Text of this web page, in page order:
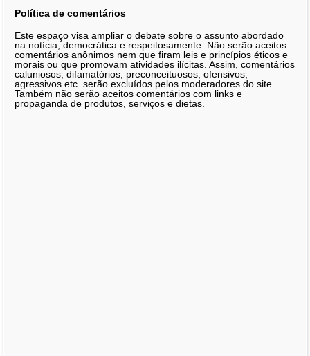
Política de comentários
Este espaço visa ampliar o debate sobre o assunto abordado
na notícia, democrática e respeitosamente. Não serão aceitos
comentários anônimos nem que firam leis e princípios éticos e
morais ou que promovam atividades ilícitas. Assim, comentários
caluniosos, difamatórios, preconceituosos, ofensivos,
agressivos etc. serão excluídos pelos moderadores do site.
Também não serão aceitos comentários com links e
propaganda de produtos, serviços e dietas.